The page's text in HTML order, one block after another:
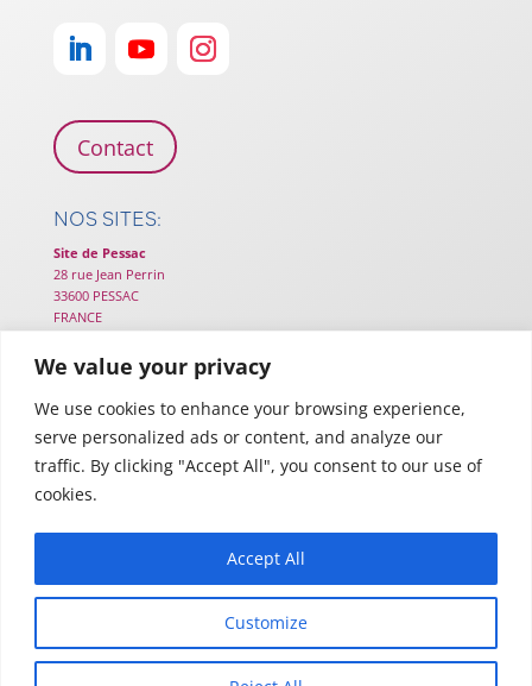
We value your privacy
We use cookies to enhance your browsing experience,
serve personalized ads or content, and analyze our
traffic. By clicking "Accept All", you consent to our use of
cookies.
Customize
Accept All
Contact
NOS SITES:
Site de Pessac
28 rue Jean Perrin
33600 PESSAC
FRANCE
25B chemin de Lou Tribail
FRANCE
Site de Toulouse
116 Rte d’Espagne – TWIGA
31100 TOULOUSE
Mentions légales–Politique de Confidentialité